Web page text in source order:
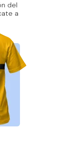
del
a